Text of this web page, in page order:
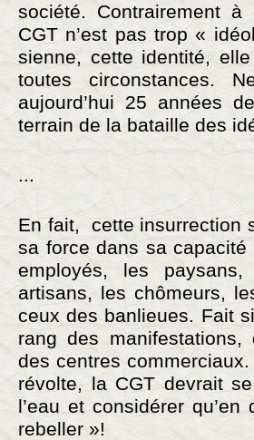
société. Contrairement à
CGT n’est pas trop «
sienne, cette identité,
toutes circonstances.
aujourd’hui 25 années
terrain de la bataille des
...
En fait, cette insurrection
sa force dans sa
employés, les
artisans, les chômeurs,
ceux des banlieues. Fait
rang des
des centres
révolte, la CGT devrait
l’eau et considérer
rebeller »!